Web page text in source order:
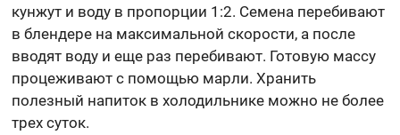
кунжут и воду в пропорции 1:2. Семена перебивают
в блендере на максимальной скорости, а после
вводят воду и еще раз перебивают. Готовую массу
процеживают с помощью марли. Хранить
полезный напиток в холодильнике можно не более
трех суток.